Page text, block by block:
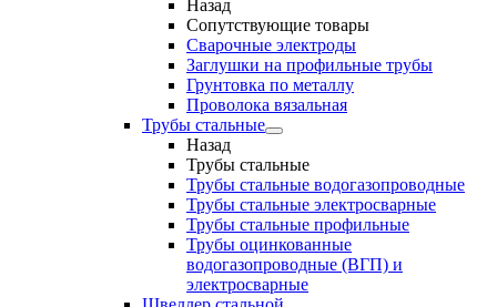
Назад
Сопутствующие товары
Сварочные электроды
Заглушки на профильные трубы
Грунтовка по металлу
Проволока вязальная
Трубы стальные
Назад
Трубы стальные
Трубы стальные водогазопроводные
Трубы стальные электросварные
Трубы стальные профильные
Трубы оцинкованные
водогазопроводные (ВГП) и
электросварные